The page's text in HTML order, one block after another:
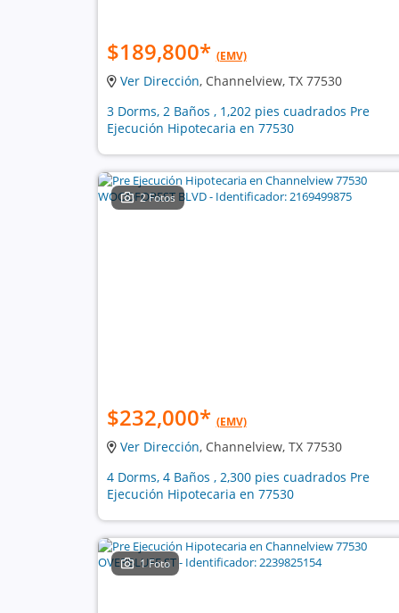
$189,800* (EMV)
Ver Dirección, Channelview, TX 77530
3 Dorms, 2 Baños , 1,202 pies cuadrados Pre
Ejecución Hipotecaria en 77530
2 Fotos
$232,000* (EMV)
Ver Dirección, Channelview, TX 77530
4 Dorms, 4 Baños , 2,300 pies cuadrados Pre
Ejecución Hipotecaria en 77530
1 Foto